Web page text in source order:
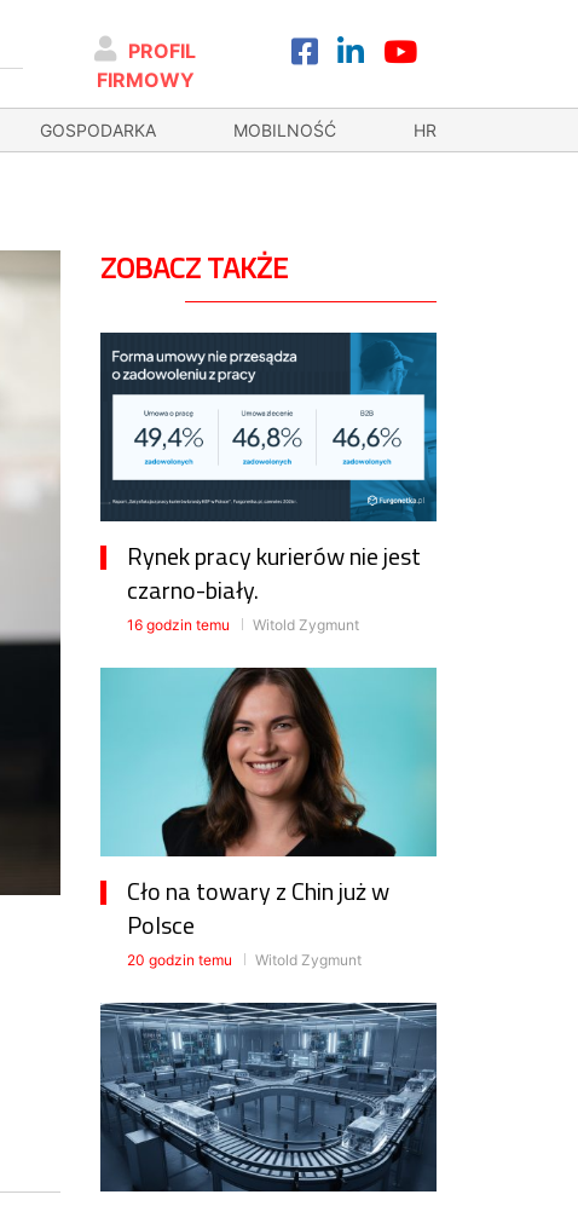
PROFIL
FIRMOWY
GOSPODARKA MOBILNOŚĆ HR
ZOBACZ TAKŻE
Rynek pracy kurierów nie jest
czarno-biały.
16 godzin temu Witold Zygmunt
Cło na towary z Chin już w
Polsce
20 godzin temu Witold Zygmunt